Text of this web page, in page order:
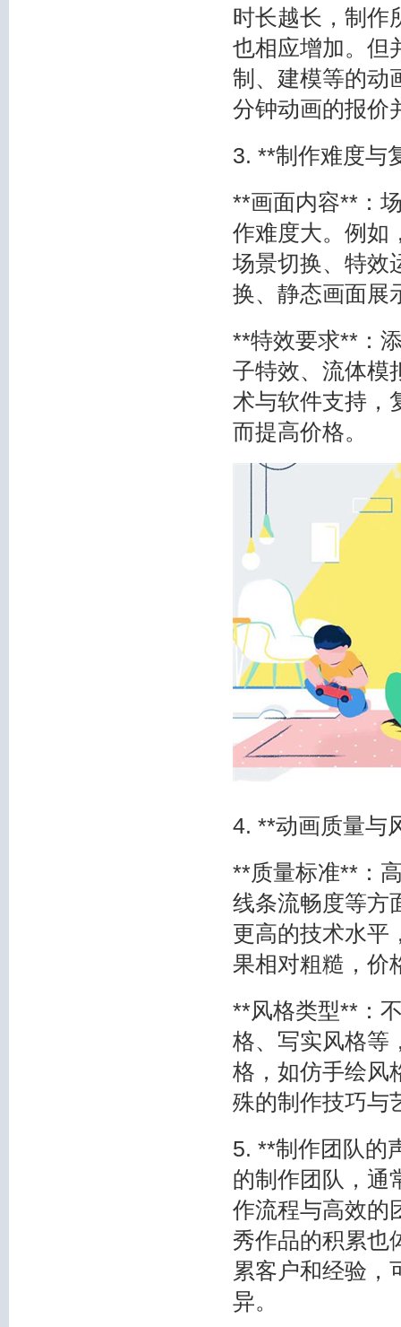
时长越长，制作
也相应增加。但
制、建模等的动
分钟动画的报价
3. **制作难度与
**画面内容**：
作难度大。例如
场景切换、特效
换、静态画面展
**特效要求**：
子特效、流体模
术与软件支持，
而提高价格。
4. **动画质量与
**质量标准**：
线条流畅度等方
更高的技术水平
果相对粗糙，价
**风格类型**：
格、写实风格等
格，如仿手绘风
殊的制作技巧与
5. **制作团队的
的制作团队，通
作流程与高效的
秀作品的积累也
累客户和经验，
异。